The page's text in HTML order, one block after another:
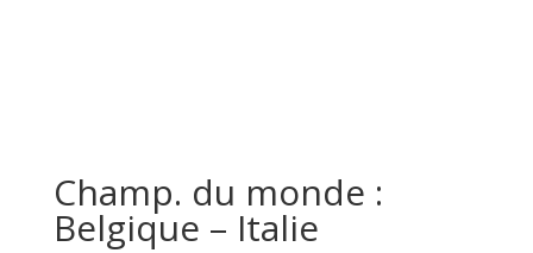
Champ. du monde :
Belgique – Italie